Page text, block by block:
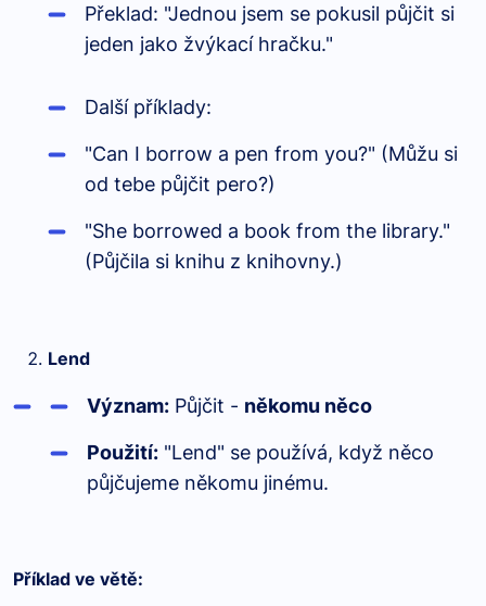
Překlad: "Jednou jsem se pokusil půjčit si
jeden jako žvýkací hračku."
Další příklady:
"Can I borrow a pen from you?" (Můžu si
od tebe půjčit pero?)
"She borrowed a book from the library."
(Půjčila si knihu z knihovny.)
Lend
Význam: Půjčit - někomu něco
Použití: "Lend" se používá, když něco
půjčujeme někomu jinému.
Příklad ve větě: